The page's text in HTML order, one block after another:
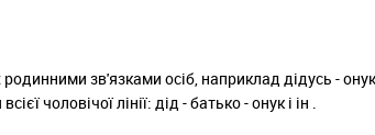
зв'язками осіб, наприклад дідусь -
чоловічої лінії: дід - батько - онук і ін .